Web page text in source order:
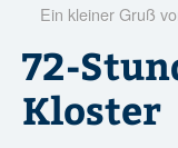
Ein kleiner Gruß
72-
Kloster